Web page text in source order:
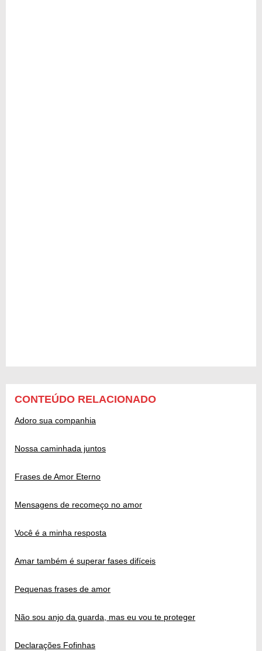
CONTEÚDO RELACIONADO
Adoro sua companhia
Nossa caminhada juntos
Frases de Amor Eterno
Mensagens de recomeço no amor
Você é a minha resposta
Amar também é superar fases difíceis
Pequenas frases de amor
Não sou anjo da guarda, mas eu vou te proteger
Declarações Fofinhas